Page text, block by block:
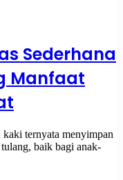
Sederhana
Manfaat
ternyata menyimpan
baik bagi anak-